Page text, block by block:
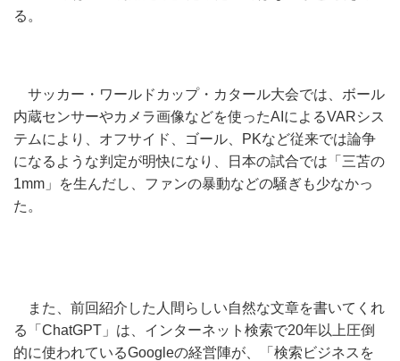
る。
サッカー・ワールドカップ・カタール大会では、ボール
内蔵センサーやカメラ画像などを使ったAIによるVARシス
テムにより、オフサイド、ゴール、PKなど従来では論争
になるような判定が明快になり、日本の試合では「三苫の
1mm」を生んだし、ファンの暴動などの騒ぎも少なかっ
た。
また、前回紹介した人間らしい自然な文章を書いてくれ
る「ChatGPT」は、インターネット検索で20年以上圧倒
的に使われているGoogleの経営陣が、「検索ビジネスを